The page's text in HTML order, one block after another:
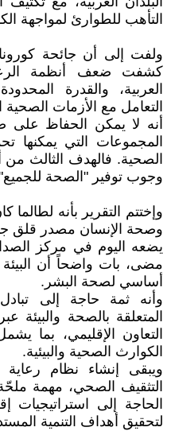
التأهب للطوارئ لمواجهة
كشفت ضعف أنظمة
العربية، والقدرة
التعامل مع الأزمات
أنه لا يمكن الحفاظ
المجموعات التي يمكنها
الصحية. فالهدف الثالث من
وجوب توفير "الصحة
وإختتم التقرير بأنه لطالما
وصحة الإنسان مصدر قلق
يضعه اليوم في مركز
مضى، بات واضحاً أن
أساسي لصحة البشر.
وأنه ثمة حاجة إلى
المتعلقة بالصحة والبيئة
التعاون الإقليمي، بما
الكوارث الصحية والبيئية.
ويبقى إنشاء نظام
التثقيف الصحي، مهمة
الحاجة إلى استراتيجيات
لتحقيق أهداف التنمية